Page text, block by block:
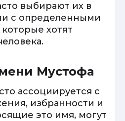
выбирают их в
с определенными
хотят
Мустофа
ассоциируется с
избранности и
это имя, могут